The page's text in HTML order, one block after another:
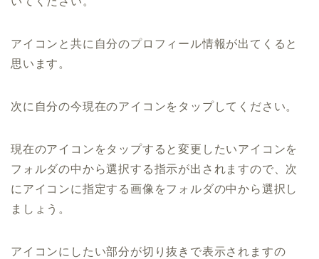
アイコンと共に自分のプロフィール情報が出てくると
思います。
次に自分の今現在のアイコンをタップしてください。
現在のアイコンをタップすると変更したいアイコンを
フォルダの中から選択する指示が出されますので、次
にアイコンに指定する画像をフォルダの中から選択し
ましょう。
アイコンにしたい部分が切り抜きで表示されますの